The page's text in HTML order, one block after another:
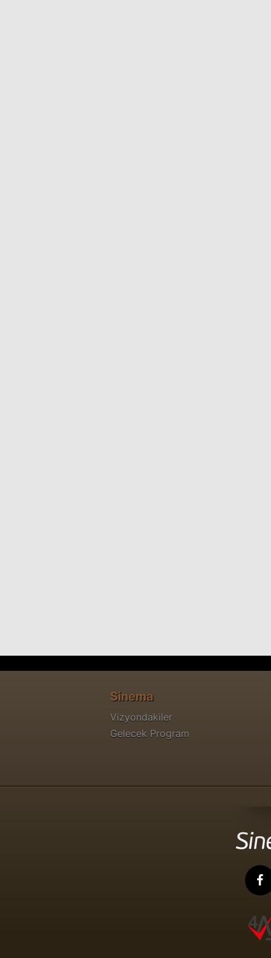
Sinema
Vizyondakiler
Gelecek Program